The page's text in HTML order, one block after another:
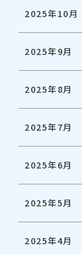
2025年10月
2025年9月
2025年8月
2025年7月
2025年6月
2025年5月
2025年4月